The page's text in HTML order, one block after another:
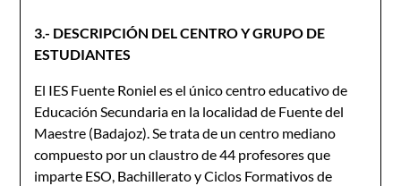
3.- DESCRIPCIÓN DEL CENTRO Y GRUPO DE
ESTUDIANTES
El IES Fuente Roniel es el único centro educativo de
Educación Secundaria en la localidad de Fuente del
Maestre (Badajoz). Se trata de un centro mediano
compuesto por un claustro de 44 profesores que
imparte ESO, Bachillerato y Ciclos Formativos de